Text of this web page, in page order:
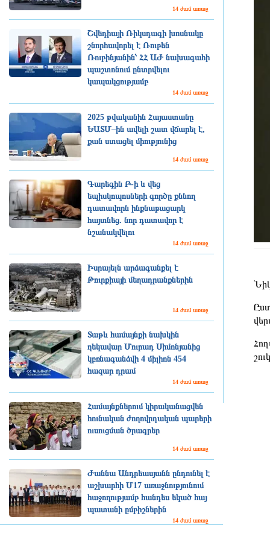
14 ժամ առաջ
Շվեդիայի Ռիկսդագի խոսնակը
շնորհավորել է Ռուբեն
Ռուբինյանին՝ ՀՀ ԱԺ նախագահի
պաշտոնում ընտրվելու
կապակցությամբ
14 ժամ առաջ
2025 թվականին Հայաստանը
ԵԱՏՄ–ին ավելի շատ վճարել է,
քան ստացել միությունից
14 ժամ առաջ
Գարեգին Բ-ի և վեց
եպիսկոպոսների գործը քննող
դատավորն ինքնաբացարկ
հայտնեց. նոր դատավոր է
նշանակվելու
14 ժամ առաջ
Իսրայելն արձագանքել է
Թուրքիայի մեղադրանքներին
14 ժամ առաջ
Տաթև համայնքի նախկին
ղեկավար Մուրադ Սիմոնյանից
կբռնագանձվի 4 միլիոն 454
հազար դրամ
14 ժամ առաջ
Համայնքներում կիրականացվեն
հունական ժողովրդական պարերի
ուսուցման ծրագրեր
14 ժամ առաջ
Ժաննա Անդրեասյանն ընդունել է
աշխարհի Մ17 առաջնությունում
հաջողությամբ հանդես եկած հայ
պատանի ըմբիշներին
14 ժամ առաջ